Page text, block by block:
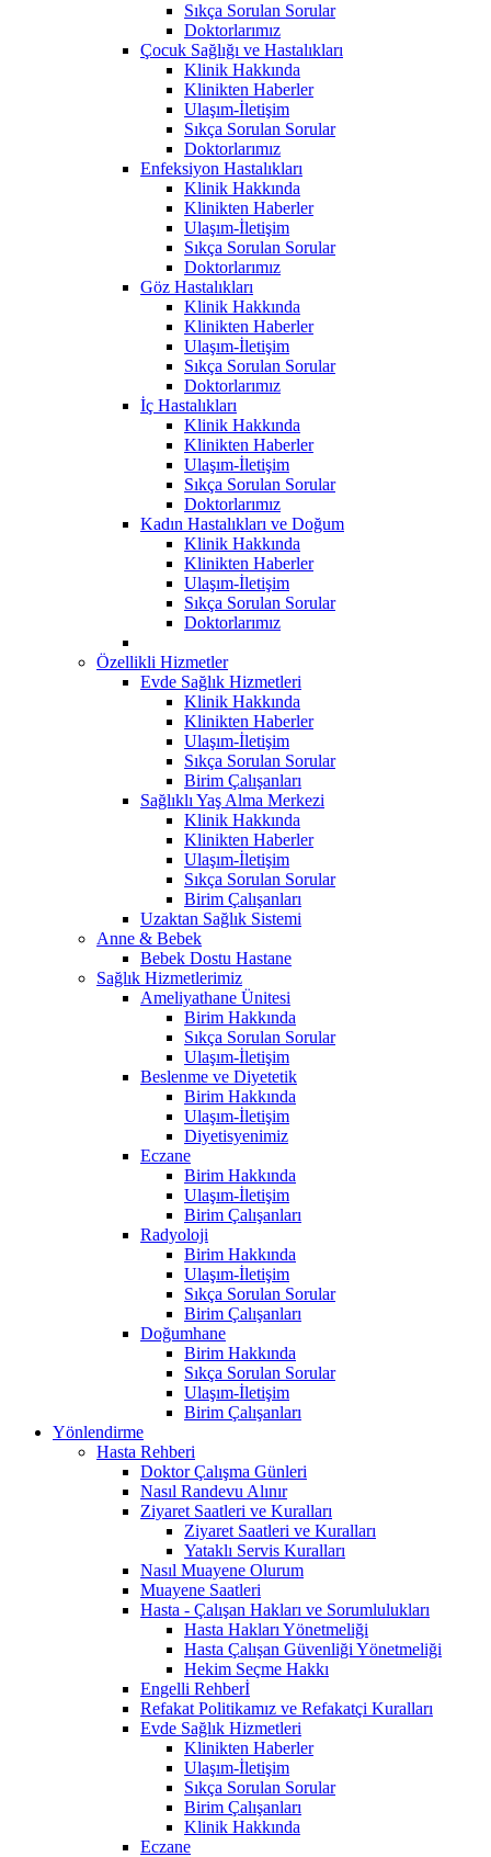
Sıkça Sorulan Sorular
Doktorlarımız
Çocuk Sağlığı ve Hastalıkları
Klinik Hakkında
Klinikten Haberler
Ulaşım-İletişim
Sıkça Sorulan Sorular
Doktorlarımız
Enfeksiyon Hastalıkları
Klinik Hakkında
Klinikten Haberler
Ulaşım-İletişim
Sıkça Sorulan Sorular
Doktorlarımız
Göz Hastalıkları
Klinik Hakkında
Klinikten Haberler
Ulaşım-İletişim
Sıkça Sorulan Sorular
Doktorlarımız
İç Hastalıkları
Klinik Hakkında
Klinikten Haberler
Ulaşım-İletişim
Sıkça Sorulan Sorular
Doktorlarımız
Kadın Hastalıkları ve Doğum
Klinik Hakkında
Klinikten Haberler
Ulaşım-İletişim
Sıkça Sorulan Sorular
Doktorlarımız
Özellikli Hizmetler
Evde Sağlık Hizmetleri
Klinik Hakkında
Klinikten Haberler
Ulaşım-İletişim
Sıkça Sorulan Sorular
Birim Çalışanları
Sağlıklı Yaş Alma Merkezi
Klinik Hakkında
Klinikten Haberler
Ulaşım-İletişim
Sıkça Sorulan Sorular
Birim Çalışanları
Uzaktan Sağlık Sistemi
Anne & Bebek
Bebek Dostu Hastane
Sağlık Hizmetlerimiz
Ameliyathane Ünitesi
Birim Hakkında
Sıkça Sorulan Sorular
Ulaşım-İletişim
Beslenme ve Diyetetik
Birim Hakkında
Ulaşım-İletişim
Diyetisyenimiz
Eczane
Birim Hakkında
Ulaşım-İletişim
Birim Çalışanları
Radyoloji
Birim Hakkında
Ulaşım-İletişim
Sıkça Sorulan Sorular
Birim Çalışanları
Doğumhane
Birim Hakkında
Sıkça Sorulan Sorular
Ulaşım-İletişim
Birim Çalışanları
Yönlendirme
Hasta Rehberi
Doktor Çalışma Günleri
Nasıl Randevu Alınır
Ziyaret Saatleri ve Kuralları
Ziyaret Saatleri ve Kuralları
Yataklı Servis Kuralları
Nasıl Muayene Olurum
Muayene Saatleri
Hasta - Çalışan Hakları ve Sorumlulukları
Hasta Hakları Yönetmeliği
Hasta Çalışan Güvenliği Yönetmeliği
Hekim Seçme Hakkı
Engelli Rehberİ
Refakat Politikamız ve Refakatçi Kuralları
Evde Sağlık Hizmetleri
Klinikten Haberler
Ulaşım-İletişim
Sıkça Sorulan Sorular
Birim Çalışanları
Klinik Hakkında
Eczane